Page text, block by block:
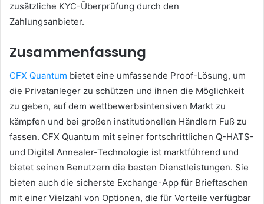
zusätzliche KYC-Überprüfung durch den
Zahlungsanbieter.
Zusammenfassung
CFX Quantum bietet eine umfassende Proof-Lösung, um
die Privatanleger zu schützen und ihnen die Möglichkeit
zu geben, auf dem wettbewerbsintensiven Markt zu
kämpfen und bei großen institutionellen Händlern Fuß zu
fassen. CFX Quantum mit seiner fortschrittlichen Q-HATS-
und Digital Annealer-Technologie ist marktführend und
bietet seinen Benutzern die besten Dienstleistungen. Sie
bieten auch die sicherste Exchange-App für Brieftaschen
mit einer Vielzahl von Optionen, die für Vorteile verfügbar